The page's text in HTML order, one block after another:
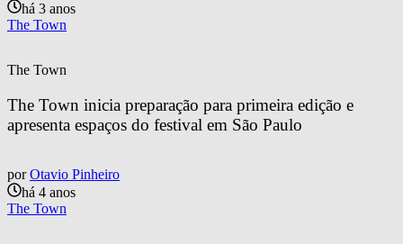
há 3 anos
The Town
The Town
The Town inicia preparação para primeira edição e
apresenta espaços do festival em São Paulo
por Otavio Pinheiro
há 4 anos
The Town